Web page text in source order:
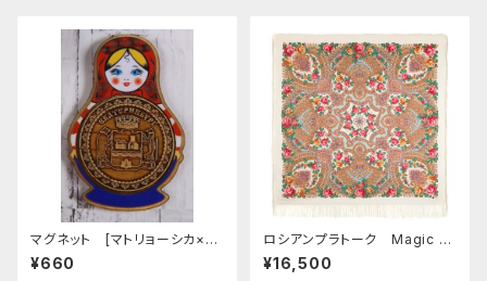
マグネット [マトリョーシカ×ベ
レスタ・エカテリンブルグ]MT16
7
¥660
ロシアンプラトーク Magic of
Love 146*146
¥16,500